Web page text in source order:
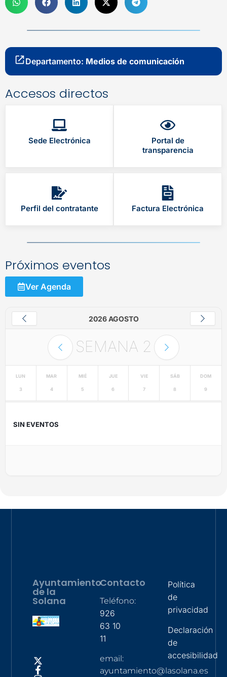
Departamento: Medios de comunicación
Accesos directos
Sede Electrónica
Portal de
transparencia
Perfil del contratante Factura Electrónica
Próximos eventos
Ver Agenda
2026 AGOSTO
SEMANA 2
LUN
3
MAR
4
MIÉ
5
JUE
6
VIE
7
SÁB
8
DOM
9
SIN EVENTOS
Ayuntamiento
de la
Solana
Contacto
Teléfono:
926
63 10
11
email:
ayuntamiento@lasolana.es
Política
de
privacidad
Declaración
de
accesibilidad